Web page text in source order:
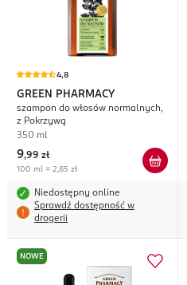
4,8
GREEN PHARMACY
szampon do włosów normalnych,
z Pokrzywą
350 ml
9,99 zł
100 ml = 2,85 zł
Niedostępny online
Sprawdź dostępność w
drogerii
NOWE